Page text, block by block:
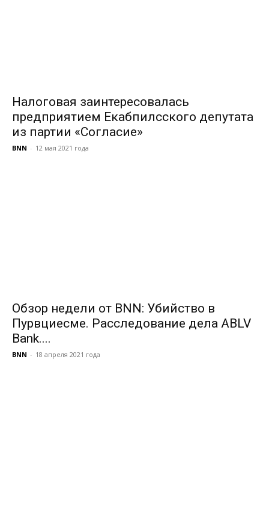
Налоговая заинтересовалась
предприятием Екабпилсского депутата
из партии «Согласие»
BNN - 12 мая 2021 года
Обзор недели от BNN: Убийство в
Пурвциесме. Расследование дела ABLV
Bank....
BNN - 18 апреля 2021 года